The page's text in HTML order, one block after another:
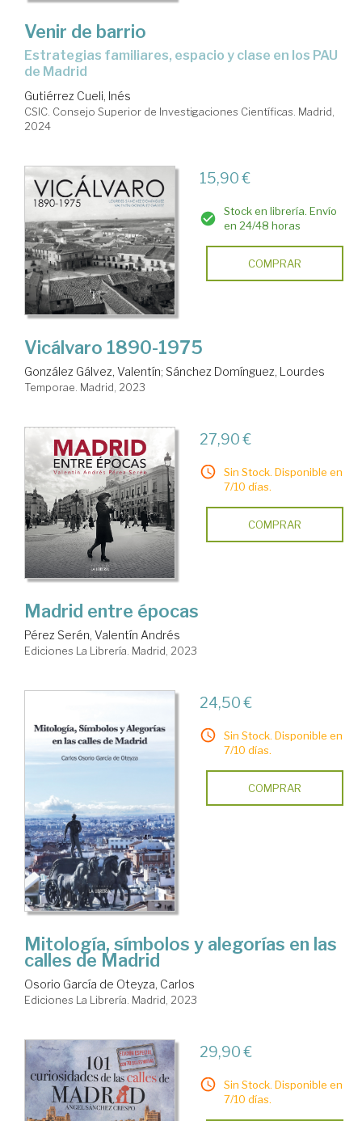
Venir de barrio
estrategias familiares, espacio y clase en los PAU
de Madrid
Gutiérrez Cueli, Inés
CSIC. Consejo Superior de Investigaciones Científicas. Madrid,
2024
15,90 €
Stock en librería. Envío
en 24/48 horas
COMPRAR
Vicálvaro 1890-1975
González Gálvez, Valentín; Sánchez Domínguez, Lourdes
Temporae. Madrid, 2023
27,90 €
Sin Stock. Disponible en
7/10 días.
COMPRAR
Madrid entre épocas
Pérez Serén, Valentín Andrés
Ediciones La Librería. Madrid, 2023
24,50 €
Sin Stock. Disponible en
7/10 días.
COMPRAR
Mitología, símbolos y alegorías en las
calles de Madrid
Osorio García de Oteyza, Carlos
Ediciones La Librería. Madrid, 2023
29,90 €
Sin Stock. Disponible en
7/10 días.